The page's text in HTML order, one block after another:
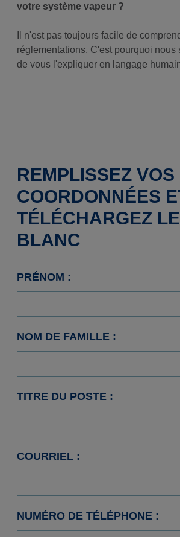
votre système vapeur ?
Il n'est pas toujours facile de
réglementations. C'est pourquoi nous
de vous l'expliquer en langage
REMPLISSEZ VOS
COORDONNÉES
TÉLÉCHARGEZ
BLANC
PRÉNOM :
NOM DE FAMILLE :
TITRE DU POSTE :
COURRIEL :
NUMÉRO DE TÉLÉPHONE :